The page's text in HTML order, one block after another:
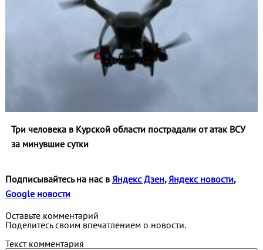
Три человека в Курской области пострадали от атак ВСУ
за минувшие сутки
Подписывайтесь на нас в Яндекс Дзен, Яндекс новости,
Google новости
Оставьте комментарий
Поделитесь своим впечатлением о новости.
Текст комментария